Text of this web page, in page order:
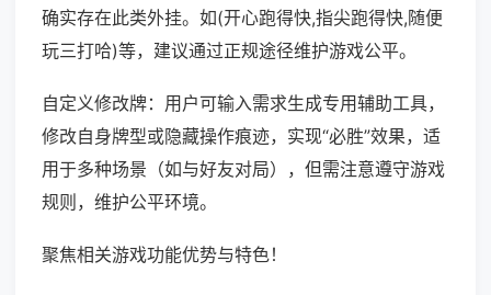
确实存在此类外挂。如(开心跑得快,指尖跑得快,随便
玩三打哈)等，建议通过正规途径维护游戏公平。
自定义修改牌：用户可输入需求生成专用辅助工具，
修改自身牌型或隐藏操作痕迹，实现“必胜”效果，适
用于多种场景（如与好友对局），但需注意遵守游戏
规则，维护公平环境。
聚焦相关游戏功能优势与特色！